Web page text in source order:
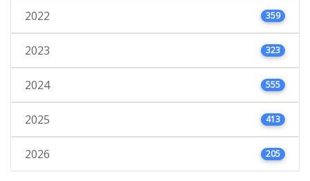
2022 359
2023 323
2024 555
2025 413
2026 205